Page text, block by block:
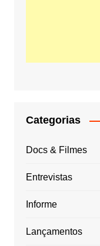
Categorias
Docs & Filmes
Entrevistas
Informe
Lançamentos